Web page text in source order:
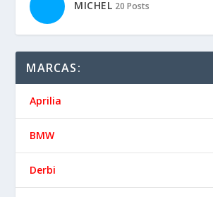
MICHEL 20 Posts
MARCAS:
Aprilia
BMW
Derbi